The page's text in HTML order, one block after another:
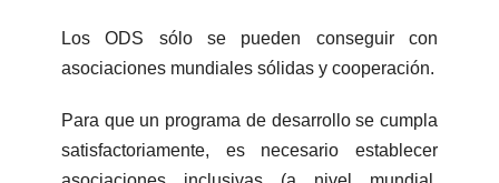
Los ODS sólo se pueden conseguir con
asociaciones mundiales sólidas y cooperación.
Para que un programa de desarrollo se cumpla
satisfactoriamente, es necesario establecer